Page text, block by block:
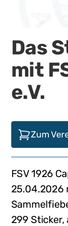
Das
mit
e.V.
Zum
FSV 1926
25.04.2026
299 Sticker,